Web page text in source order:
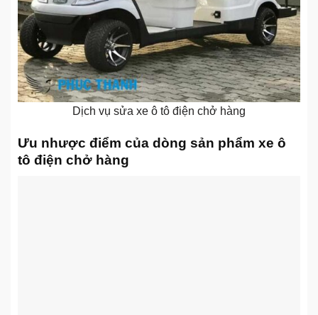
Dịch vụ sửa xe ô tô điện chở hàng
Ưu nhược điểm của dòng sản phẩm xe ô
tô điện chở hàng